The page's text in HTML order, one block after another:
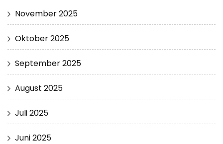
November 2025
Oktober 2025
September 2025
August 2025
Juli 2025
Juni 2025